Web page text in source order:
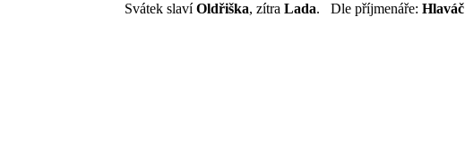
Svátek slavíOldřiška, zítra Lada. Dle příjmenáře: Hlaváč